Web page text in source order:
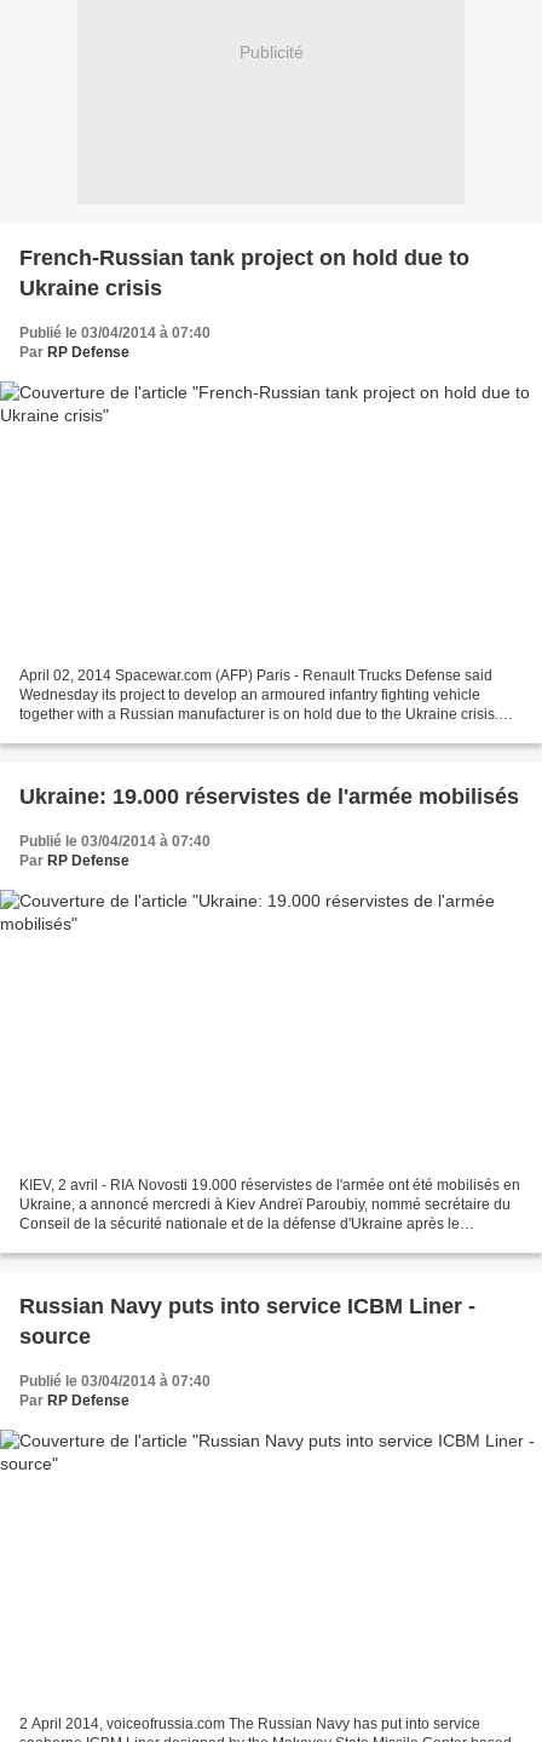
Publicité
French-Russian tank project on hold due to
Ukraine crisis
Publié le 03/04/2014 à 07:40
Par RP Defense
April 02, 2014 Spacewar.com (AFP) Paris - Renault Trucks Defense said
Wednesday its project to develop an armoured infantry fighting vehicle
together with a Russian manufacturer is on hold due to the Ukraine crisis.
Ukraine: 19.000 réservistes de l'armée mobilisés
Publié le 03/04/2014 à 07:40
Par RP Defense
KIEV, 2 avril - RIA Novosti 19.000 réservistes de l'armée ont été mobilisés en
Ukraine, a annoncé mercredi à Kiev Andreï Paroubiy, nommé secrétaire du
Conseil de la sécurité nationale et de la défense d'Ukraine après le
Russian Navy puts into service ICBM Liner -
source
Publié le 03/04/2014 à 07:40
Par RP Defense
2 April 2014, voiceofrussia.com The Russian Navy has put into service